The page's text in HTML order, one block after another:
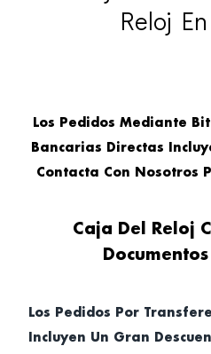
Reloj
Los Pedidos Mediante
Bancarias Directas
Contacta Con Nosotros
Caja Del Reloj
Los Pedidos Por
Incluyen Un Gran